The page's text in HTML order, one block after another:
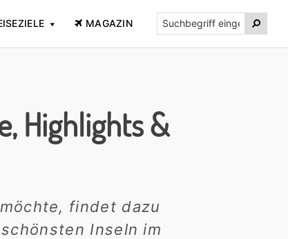
MAGAZIN
Suchbegriff
eingeben...

Highlights &
findet dazu
Inseln im